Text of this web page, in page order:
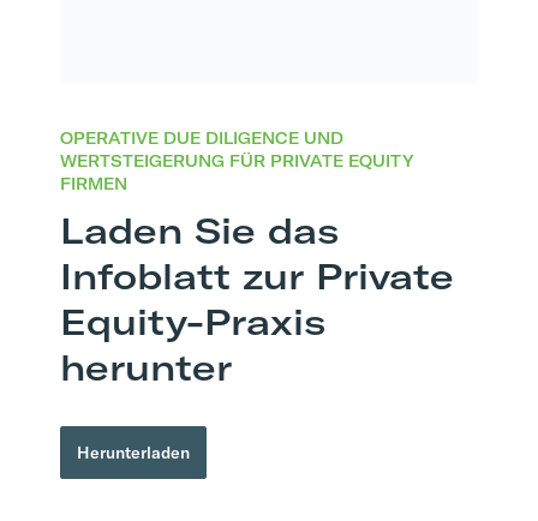
OPERATIVE DUE DILIGENCE UND
WERTSTEIGERUNG FÜR PRIVATE EQUITY
FIRMEN
Laden Sie das
Infoblatt zur Private
Equity-Praxis
herunter
Herunterladen